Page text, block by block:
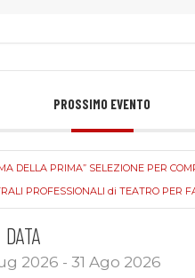
PROSSIMO EVENTO
DELLA PRIMA” SELEZIONE PER
PROFESSIONALI di TEATRO PER
DATA
2026 - 31 Ago 2026